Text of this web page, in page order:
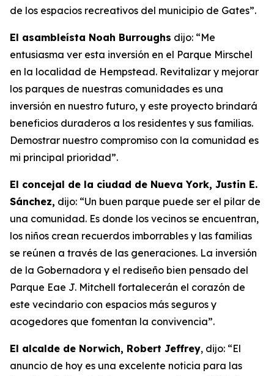
de los espacios recreativos del municipio de Gates”.
El asambleísta Noah Burroughs dijo: “Me
entusiasma ver esta inversión en el Parque Mirschel
en la localidad de Hempstead. Revitalizar y mejorar
los parques de nuestras comunidades es una
inversión en nuestro futuro, y este proyecto brindará
beneficios duraderos a los residentes y sus familias.
Demostrar nuestro compromiso con la comunidad es
mi principal prioridad”.
El concejal de la ciudad de Nueva York, Justin E.
Sánchez, dijo: “Un buen parque puede ser el pilar de
una comunidad. Es donde los vecinos se encuentran,
los niños crean recuerdos imborrables y las familias
se reúnen a través de las generaciones. La inversión
de la Gobernadora y el rediseño bien pensado del
Parque Eae J. Mitchell fortalecerán el corazón de
este vecindario con espacios más seguros y
acogedores que fomentan la convivencia”.
El alcalde de Norwich, Robert Jeffrey, dijo: “El
anuncio de hoy es una excelente noticia para las